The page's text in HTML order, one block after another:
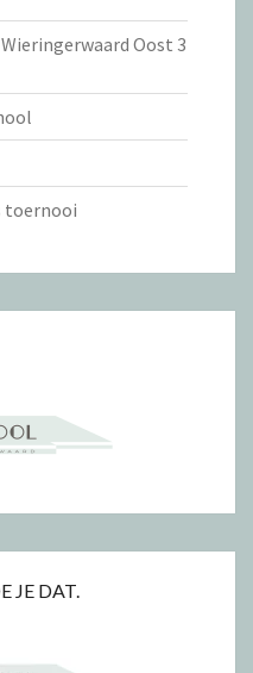
Oost 3
toernooi
JE DAT.